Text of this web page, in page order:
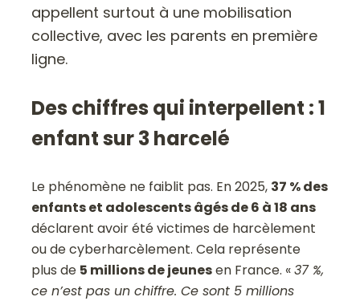
appellent surtout à une mobilisation
collective, avec les parents en première
ligne.
Des chiffres qui interpellent : 1
enfant sur 3 harcelé
Le phénomène ne faiblit pas. En 2025, 37 % des
enfants et adolescents âgés de 6 à 18 ans
déclarent avoir été victimes de harcèlement
ou de cyberharcèlement. Cela représente
plus de 5 millions de jeunesen France. «37 %,
ce n’est pas un chiffre. Ce sont 5 millions